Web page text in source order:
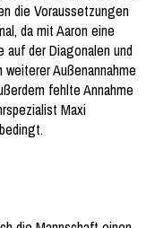
die Voraussetzungen
da mit Aaron eine
auf der Diagonalen und
weiterer Außenannahme
fehlte Annahme
Maxi